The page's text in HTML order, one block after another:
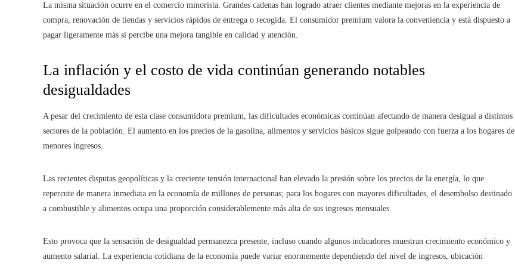
La misma situación ocurre en el comercio minorista. Grandes cadenas han logrado atraer clientes mediante mejoras en la experiencia de
compra, renovación de tiendas y servicios rápidos de entrega o recogida. El consumidor premium valora la conveniencia y está dispuesto a
pagar ligeramente más si percibe una mejora tangible en calidad y atención.
La inflación y el costo de vida continúan generando notables
desigualdades
A pesar del crecimiento de esta clase consumidora premium, las dificultades económicas continúan afectando de manera desigual a distintos
sectores de la población. El aumento en los precios de la gasolina, alimentos y servicios básicos sigue golpeando con fuerza a los hogares de
menores ingresos.
Las recientes disputas geopolíticas y la creciente tensión internacional han elevado la presión sobre los precios de la energía, lo que
repercute de manera inmediata en la economía de millones de personas; para los hogares con mayores dificultades, el desembolso destinado
a combustible y alimentos ocupa una proporción considerablemente más alta de sus ingresos mensuales.
Esto provoca que la sensación de desigualdad permanezca presente, incluso cuando algunos indicadores muestran crecimiento económico y
aumento salarial. La experiencia cotidiana de la economía puede variar enormemente dependiendo del nivel de ingresos, ubicación